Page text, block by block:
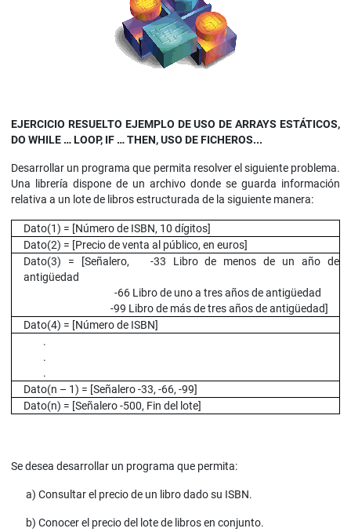
EJERCICIO RESUELTO EJEMPLO DE USO DE ARRAYS ESTÁTICOS,
DO WHILE … LOOP, IF … THEN, USO DE FICHEROS...
Desarrollar un programa que permita resolver el siguiente problema.
Una librería dispone de un archivo donde se guarda información
relativa a un lote de libros estructurada de la siguiente manera:
Dato(1) = [Número de ISBN, 10 dígitos]
Dato(2) = [Precio de venta al público, en euros]
Dato(3) = [Señalero, -33 Libro de menos de un año de
antigüedad
-66 Libro de uno a tres años de antigüedad
-99 Libro de más de tres años de antigüedad]
Dato(4) = [Número de ISBN]
.
.
.
Dato(n – 1) = [Señalero -33, -66, -99]
Dato(n) = [Señalero -500, Fin del lote]
Se desea desarrollar un programa que permita:
a) Consultar el precio de un libro dado su ISBN.
b) Conocer el precio del lote de libros en conjunto.